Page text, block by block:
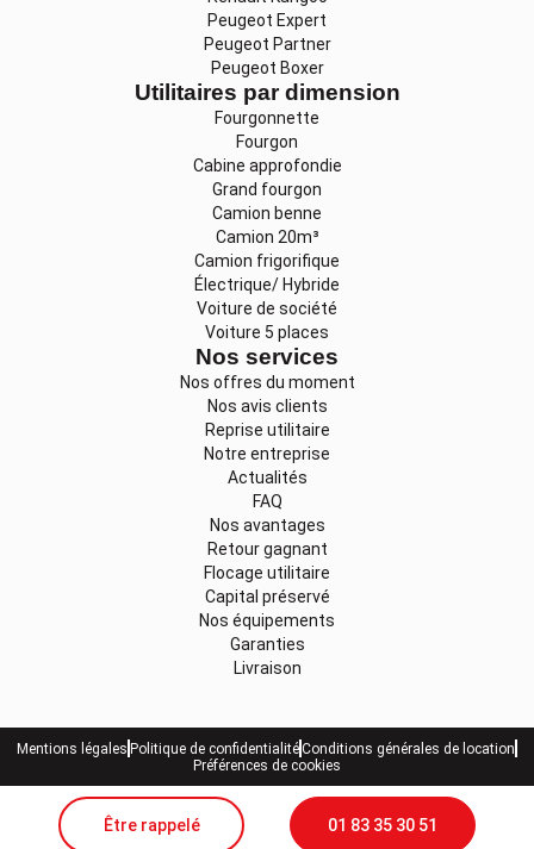
Peugeot Expert
Peugeot Partner
Peugeot Boxer
Utilitaires par dimension
Fourgonnette
Fourgon
Cabine approfondie
Grand fourgon
Camion benne
Camion 20m³
Camion frigorifique
Électrique/ Hybride
Voiture de société
Voiture 5 places
Nos services
Nos offres du moment
Nos avis clients
Reprise utilitaire
Notre entreprise
Actualités
FAQ
Nos avantages
Retour gagnant
Flocage utilitaire
Capital préservé
Nos équipements
Garanties
Livraison
Mentions légales Politique de confidentialitéConditions générales de location
Préférences de cookies
Être rappelé 01 83 35 30 51